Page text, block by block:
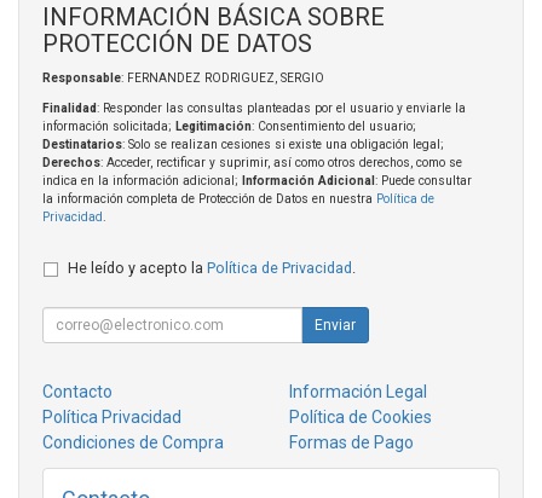
INFORMACIÓN BÁSICA SOBRE
PROTECCIÓN DE DATOS
Responsable: FERNANDEZ RODRIGUEZ, SERGIO
Finalidad: Responder las consultas planteadas por el usuario y enviarle la
información solicitada; Legitimación: Consentimiento del usuario;
Destinatarios: Solo se realizan cesiones si existe una obligación legal;
Derechos: Acceder, rectificar y suprimir, así como otros derechos, como se
indica en la información adicional;
Información Adicional : Puede consultar
la información completa de Protección de Datos en nuestra Política de
Privacidad
He leído y acepto la Política de Privacidad
Enviar
Contacto
Información Legal
Política Privacidad
Política de Cookies
Condiciones de Compra
Formas de Pago